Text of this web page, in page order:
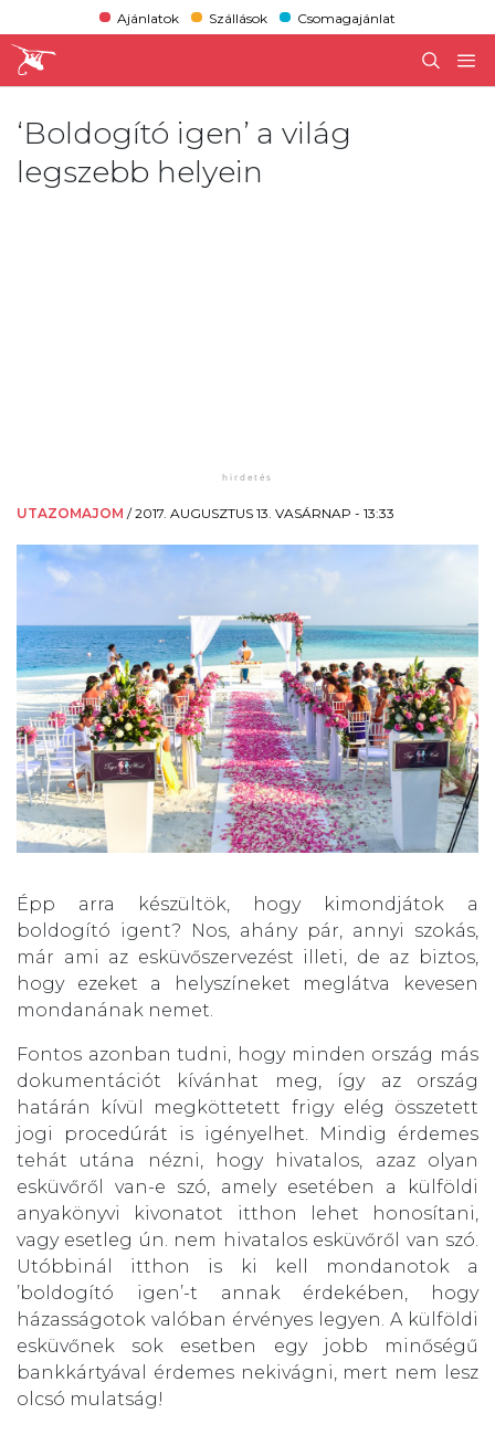
Ajánlatok Szállások Csomagajánlat
‘Boldogító igen’ a világ
legszebb helyein
UTAZOMAJOM /2017. AUGUSZTUS 13. VASÁRNAP - 13:33
Épp arra készültök, hogy kimondjátok a
boldogító igent? Nos, ahány pár, annyi szokás,
már ami az esküvőszervezést illeti, de az biztos,
hogy ezeket a helyszíneket meglátva kevesen
mondanának nemet.
Fontos azonban tudni, hogy minden ország más
dokumentációt kívánhat meg, így az ország
határán kívül megköttetett frigy elég összetett
jogi procedúrát is igényelhet. Mindig érdemes
tehát utána nézni, hogy hivatalos, azaz olyan
esküvőről van-e szó, amely esetében a külföldi
anyakönyvi kivonatot itthon lehet honosítani,
vagy esetleg ún. nem hivatalos esküvőről van szó.
Utóbbinál itthon is ki kell mondanotok a
’boldogító igen’-t annak érdekében, hogy
házasságotok valóban érvényes legyen. A külföldi
esküvőnek sok esetben egy jobb minőségű
bankkártyával érdemes nekivágni, mert nem lesz
olcsó mulatság!